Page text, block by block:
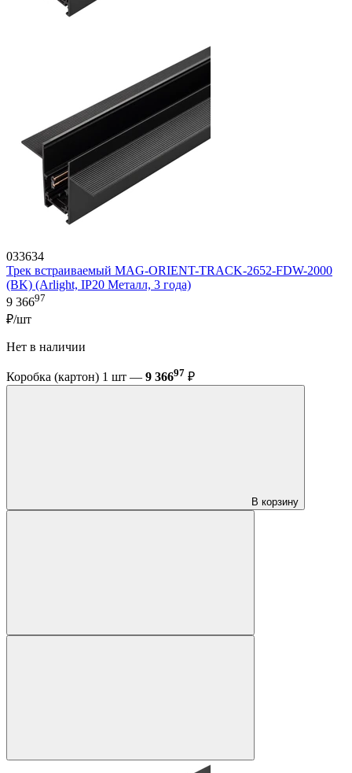
033634
Трек встраиваемый MAG-ORIENT-TRACK-2652-FDW-2000
(BK) (Arlight, IP20 Металл, 3 года)
9 36697
₽/шт
Нет в наличии
Коробка (картон) 1 шт — 9 36697 ₽
В корзину